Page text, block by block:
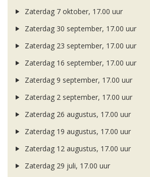
Zaterdag 7 oktober, 17.00 uur
Zaterdag 30 september, 17.00 uur
Zaterdag 23 september, 17.00 uur
Zaterdag 16 september, 17.00 uur
Zaterdag 9 september, 17.00 uur
Zaterdag 2 september, 17.00 uur
Zaterdag 26 augustus, 17.00 uur
Zaterdag 19 augustus, 17.00 uur
Zaterdag 12 augustus, 17.00 uur
Zaterdag 29 juli, 17.00 uur